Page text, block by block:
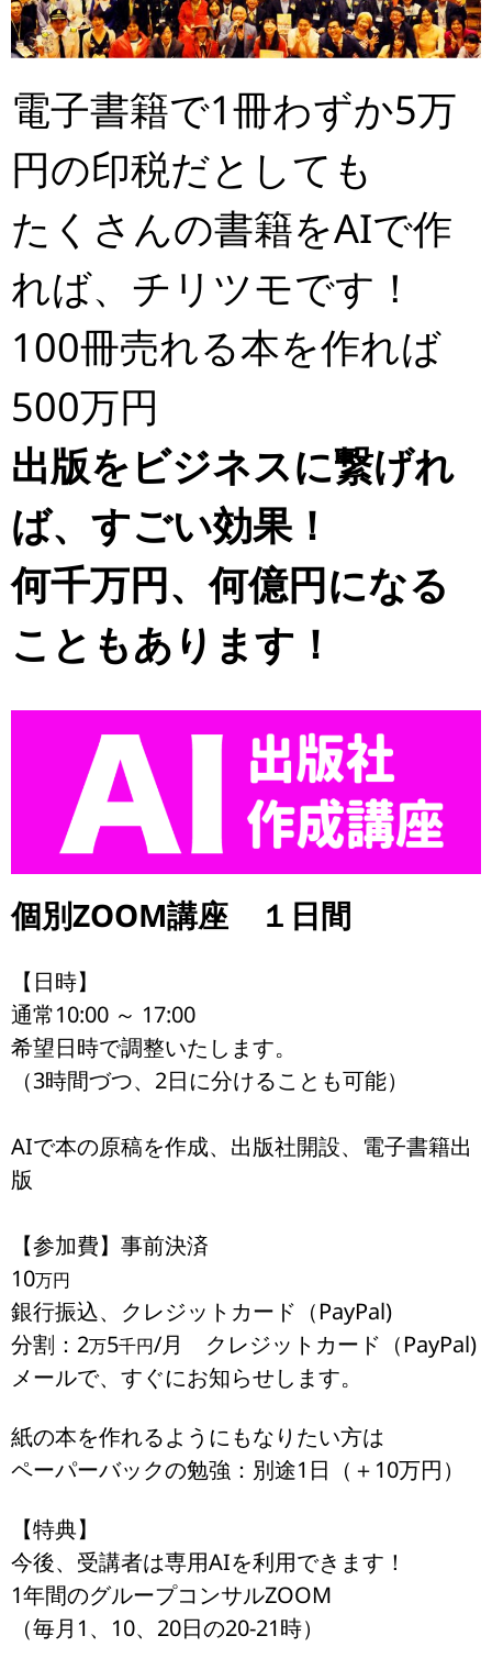
電子書籍で1冊わずか5万
円の印税だとしても
たくさんの書籍をAIで作
れば、チリツモです！
100冊売れる本を作れば
500万円
出版をビジネスに繋げれ
ば、すごい効果！
何千万円、何億円になる
こともあります！
個別ZOOM講座 １日間
【日時】
通常10:00 ～ 17:00
希望日時で調整いたします。
（3時間づつ、2日に分けることも可能）
AIで本の原稿を作成、出版社開設、電子書籍出
版
【参加費】事前決済
10万円
銀行振込、クレジットカード（PayPal)
分割：2万5千円/月 クレジットカード（PayPal)
メールで、すぐにお知らせします。
紙の本を作れるようにもなりたい方は
ペーパーバックの勉強：別途1日（＋10万円）
【特典】
今後、受講者は専用AIを利用できます！
1年間のグループコンサルZOOM
（毎月1、10、20日の20-21時）